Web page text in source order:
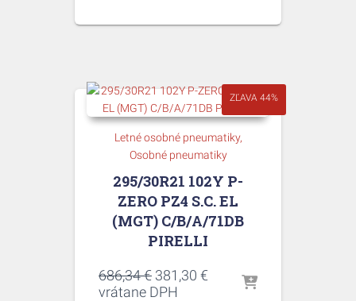
ZĽAVA 44%
Letné osobné pneumatiky
Osobné pneumatiky
295/30R21 102Y P-
ZERO PZ4 S.C. EL
(MGT) C/B/A/71DB
PIRELLI
686,34€ Pôvodná
cena
381,30 € Aktuálna
vrátane DPH